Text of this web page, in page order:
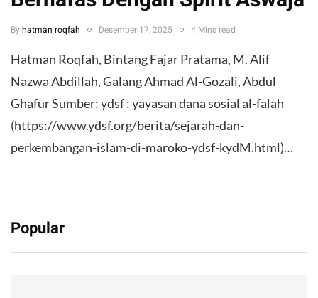
By hatman roqfah Desember 17, 2025 4 Mins read
Hatman Roqfah, Bintang Fajar Pratama, M. Alif
Nazwa Abdillah, Galang Ahmad Al-Gozali, Abdul
Ghafur Sumber: ydsf : yayasan dana sosial al-falah
(https://www.ydsf.org/berita/sejarah-dan-
perkembangan-islam-di-maroko-ydsf-kydM.html)…
Popular